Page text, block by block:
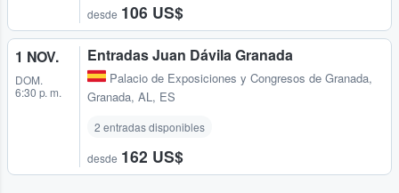
desde 106 US$
1 NOV.
DOM.
6:30 p. m.
Entradas Juan Dávila Granada
Palacio de Exposiciones y Congresos de Granada,
Granada, AL, ES
2 entradas disponibles
desde 162 US$